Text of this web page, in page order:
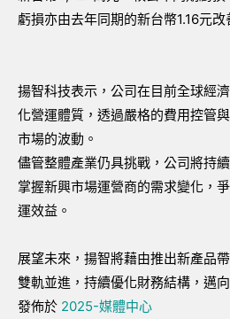
虧損亦由去年同期的新台幣1.16元改
揚智科技表示，公司在目前全球經
化營運體質，透過嚴格的費用控管
市場的波動。
儘管整體產業仍具挑戰，公司將持
掌握新興市場運營商的需求變化，
運效益。
展望未來，揚智將藉由推出新產品
雙軌並進，持續優化財務結構，邁
發佈於 2025-媒體中心